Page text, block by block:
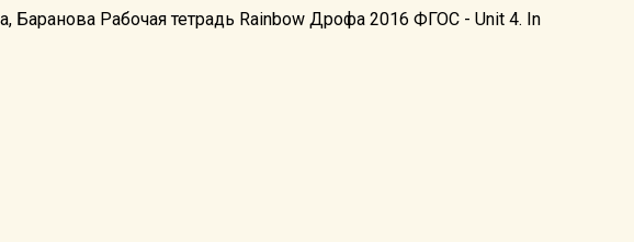
Баранова Рабочая тетрадь Rainbow Дрофа 2016 ФГОС - Unit 4. In